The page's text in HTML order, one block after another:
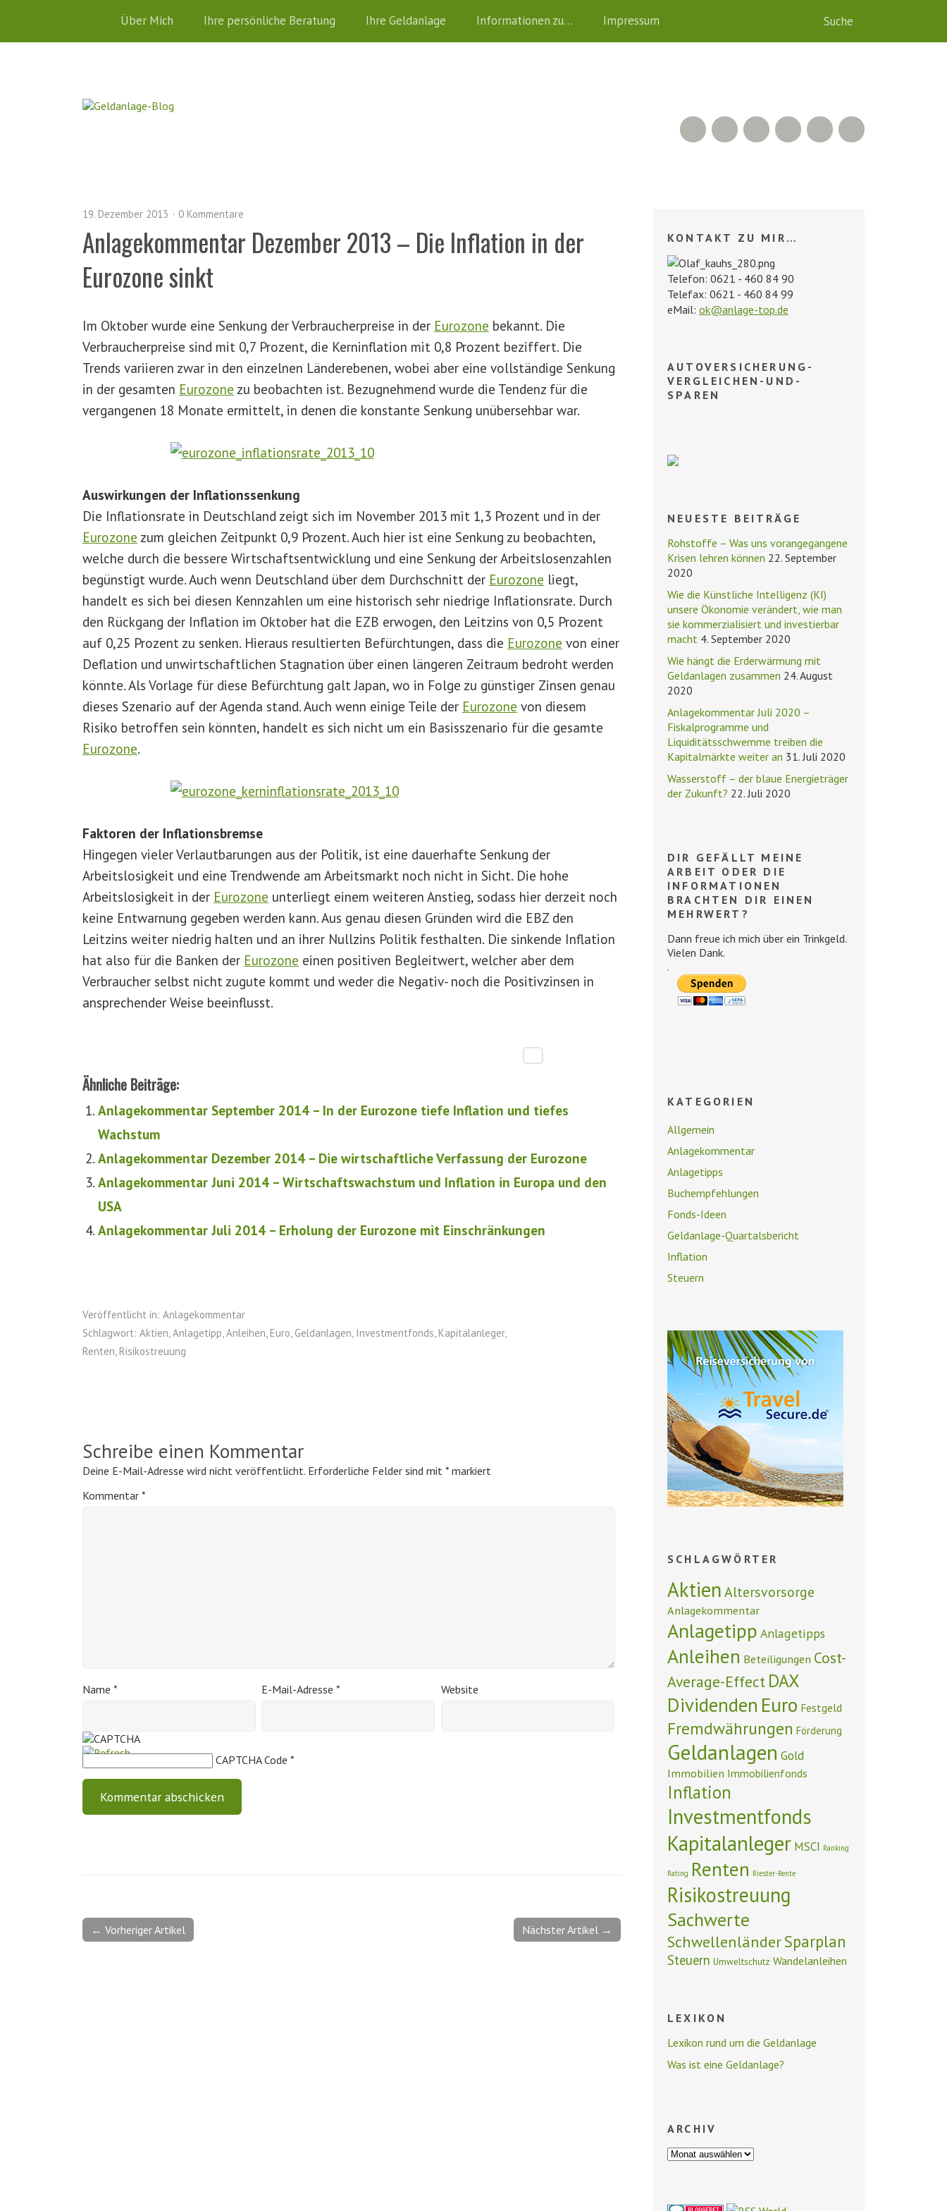
Über Mich Ihre persönliche Beratung Ihre Geldanlage Informationen zu… Impressum
Facebook
500px
LinkedIn
Xing
RSS Feed
19. Dezember 2013 0 Kommentare
Anlagekommentar Dezember 2013 – Die Inflation in der
Eurozone sinkt
Im Oktober wurde eine Senkung der Verbraucherpreise in der Eurozone bekannt. Die
Verbraucherpreise sind mit 0,7 Prozent, die Kerninflation mit 0,8 Prozent beziffert. Die
Trends variieren zwar in den einzelnen Länderebenen, wobei aber eine vollständige Senkung
in der gesamten Eurozone zu beobachten ist. Bezugnehmend wurde die Tendenz für die
vergangenen 18 Monate ermittelt, in denen die konstante Senkung unübersehbar war.
Auswirkungen der Inflationssenkung
Die Inflationsrate in Deutschland zeigt sich im November 2013 mit 1,3 Prozent und in der
Eurozone zum gleichen Zeitpunkt 0,9 Prozent. Auch hier ist eine Senkung zu beobachten,
welche durch die bessere Wirtschaftsentwicklung und eine Senkung der Arbeitslosenzahlen
begünstigt wurde. Auch wenn Deutschland über dem Durchschnitt der Eurozone liegt,
handelt es sich bei diesen Kennzahlen um eine historisch sehr niedrige Inflationsrate. Durch
den Rückgang der Inflation im Oktober hat die EZB erwogen, den Leitzins von 0,5 Prozent
auf 0,25 Prozent zu senken. Hieraus resultierten Befürchtungen, dass die Eurozone von einer
Deflation und unwirtschaftlichen Stagnation über einen längeren Zeitraum bedroht werden
könnte. Als Vorlage für diese Befürchtung galt Japan, wo in Folge zu günstiger Zinsen genau
dieses Szenario auf der Agenda stand. Auch wenn einige Teile der Eurozone von diesem
Risiko betroffen sein könnten, handelt es sich nicht um ein Basisszenario für die gesamte
Eurozone.
Faktoren der Inflationsbremse
Hingegen vieler Verlautbarungen aus der Politik, ist eine dauerhafte Senkung der
Arbeitslosigkeit und eine Trendwende am Arbeitsmarkt noch nicht in Sicht. Die hohe
Arbeitslosigkeit in der Eurozone unterliegt einem weiteren Anstieg, sodass hier derzeit noch
keine Entwarnung gegeben werden kann. Aus genau diesen Gründen wird die EBZ den
Leitzins weiter niedrig halten und an ihrer Nullzins Politik festhalten. Die sinkende Inflation
hat also für die Banken der Eurozone einen positiven Begleitwert, welcher aber dem
Verbraucher selbst nicht zugute kommt und weder die Negativ- noch die Positivzinsen in
ansprechender Weise beeinflusst.
Ähnliche Beiträge:
Anlagekommentar September 2014 – In der Eurozone tiefe Inflation und tiefes
Wachstum
Anlagekommentar Dezember 2014 – Die wirtschaftliche Verfassung der Eurozone
Anlagekommentar Juni 2014 – Wirtschaftswachstum und Inflation in Europa und den
USA
Anlagekommentar Juli 2014 – Erholung der Eurozone mit Einschränkungen
Veröffentlicht in: Anlagekommentar
Schlagwort: Aktien,Anlagetipp,Anleihen, Euro, Geldanlagen, Investmentfonds, Kapitalanleger,
Renten, Risikostreuung
Schreibe einen Kommentar
Deine E-Mail-Adresse wird nicht veröffentlicht. Erforderliche Felder sind mit * markiert
Kommentar *
Name * E-Mail-Adresse* Website
CAPTCHA Code *
Nächster Artikel →
← Vorheriger Artikel
KONTAKT ZU MIR…
Telefon: 0621 - 460 84 90
Telefax: 0621 - 460 84 99
eMail: ok@anlage-top.de
AUTOVERSICHERUNG-
VERGLEICHEN-UND-
SPAREN
NEUESTE BEITRÄGE
Rohstoffe – Was uns vorangegangene
Krisen lehren können 22. September
2020
Wie die Künstliche Intelligenz (KI)
unsere Ökonomie verändert, wie man
sie kommerzialisiert und investierbar
macht 4. September 2020
Wie hängt die Erderwärmung mit
Geldanlagen zusammen 24. August
2020
Anlagekommentar Juli 2020 –
Fiskalprogramme und
Liquiditätsschwemme treiben die
Kapitalmärkte weiter an 31. Juli 2020
Wasserstoff – der blaue Energieträger
der Zukunft? 22. Juli 2020
DIR GEFÄLLT MEINE
ARBEIT ODER DIE
INFORMATIONEN
BRACHTEN DIR EINEN
MEHRWERT?
Dann freue ich mich über ein Trinkgeld.
Vielen Dank.
.
KATEGORIEN
Allgemein
Anlagekommentar
Anlagetipps
Buchempfehlungen
Fonds-Ideen
Geldanlage-Quartalsbericht
Inflation
Steuern
SCHLAGWÖRTER
Aktien Altersvorsorge
Anlagekommentar
Anlagetipp Anlagetipps
Anleihen Beteiligungen Cost-
Average-Effect DAX
Dividenden Euro Festgeld
Fremdwährungen Förderung
Geldanlagen Gold
Immobilien Immobilienfonds
Inflation
Investmentfonds
Kapitalanleger MSCI Ranking
Rating Renten Riester-Rente
Risikostreuung
Sachwerte
SchwellenländerSparplan
Steuern Umweltschutz Wandelanleihen
LEXIKON
Lexikon rund um die Geldanlage
Was ist eine Geldanlage?
ARCHIV